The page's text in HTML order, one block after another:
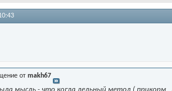
от makh67